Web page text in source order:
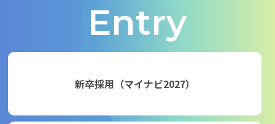
Entry
新卒採用（マイナビ2027）